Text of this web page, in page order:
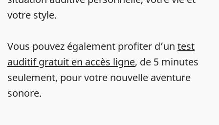
votre style.
Vous pouvez également profiter d’un test
auditif gratuit en accès ligne, de 5 minutes
seulement, pour votre nouvelle aventure
sonore.